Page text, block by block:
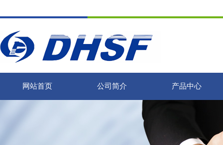
网站首页 公司简介 产品中心